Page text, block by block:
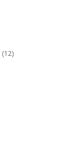
(12)